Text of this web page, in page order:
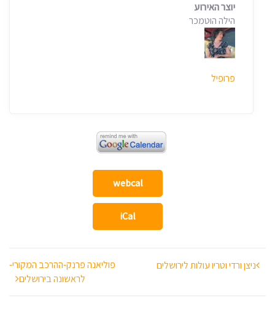
יוצר האירוע
הילה הוטמכר
פרופיל
webcal
iCal
ניווט
ניצן ורדי וטריו עולות לירושלים
פוליאנה פרנק-ההרכב המקורי-
לראשונה בירושלים